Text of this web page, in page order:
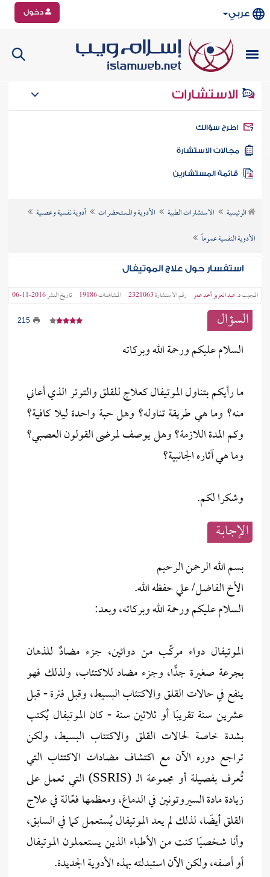
عربي دخول
الاستشارات
سؤالك
الاستشارة
الرئيسية الاستشارات الطبية الأدوية والمستحضرات
أدوية نفسية وعصبية
الأدوية النفسية عموماً
استفسار حول علاج الموتيفال
المجيبد. عبد العزيز أحمد عمر رقم الاستشارة2321063 المشاهدات19186 تاريخ النشر2016-11-06
السؤال 215
السلام عليكم ورحمة الله وبركاته
ما رأيكم بتناول الموتيفال كعلاج للقلق والتوتر الذي أعاني
منه؟ وما هي طريقة تناوله؟ وهل حبة واحدة ليلا كافية؟
وكم المدة اللازمة؟ وهل يوصف لمرضى القولون العصبي؟
وما هي آثاره الجانبية؟
وشكرا لكم.
الإجابــة
بسم الله الرحمن الرحيم
الأخ الفاضل/ علي حفظه الله.
السلام عليكم ورحمة الله وبركاته، وبعد:
الموتيفال دواء مركّب من دوائين، جزء مضادٌ للذهان
بجرعة صغيرة جدًّا، وجزء مضاد للاكتئاب، ولذلك فهو
ينفع في حالات القلق والاكتئاب البسيط، وقبل فترة - قبل
عشرين سنة تقريبًا أو ثلاثين سنة - كان الموتيفال يُكتب
بشدة خاصة لحالات القلق والاكتئاب البسيط، ولكن
تراجع دوره الآن مع اكتشاف مضادات الاكتئاب التي
تُعرف بفصيلة أو مجموعة الـ (SSRIS) التي تعمل على
زيادة مادة السيروتونين في الدماغ، ومعظمها فعّالة في علاج
القلق أيضًا، لذلك لم يعد الموتيفال يُستعمل كما في السابق،
وأنا شخصيًا كنت من الأطباء الذين يستعملون الموتيفال
أو أصفه، ولكن الآن استبدلته بهذه الأدوية الجديدة.